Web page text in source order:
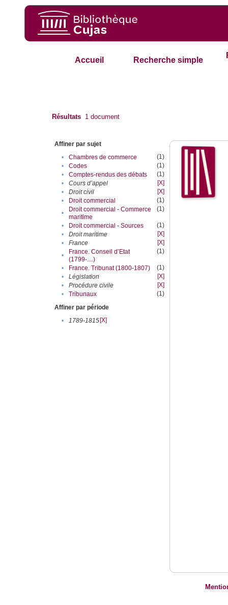
Accueil Recherche simple
Résultats 1 document
Affiner par sujet
•
Chambres de commerce
(1)
•
Codes
(1)
•
Comptes-rendus des débats
(1)
•
Cours d’appel
[X]
•
Droit civil
[X]
•
Droit commercial
(1)
•
Droit commercial - Commerce
maritime
(1)
• Droit commercial - Sources
(1)
•
Droit maritime
[X]
•
France
[X]
•
France. Conseil d’Etat
(1799-....)
(1)
• France. Tribunat (1800-1807)
(1)
•
Législation
[X]
•
Procédure civile
[X]
•
Tribunaux
(1)
Affiner par période
•
1789-1815[X]